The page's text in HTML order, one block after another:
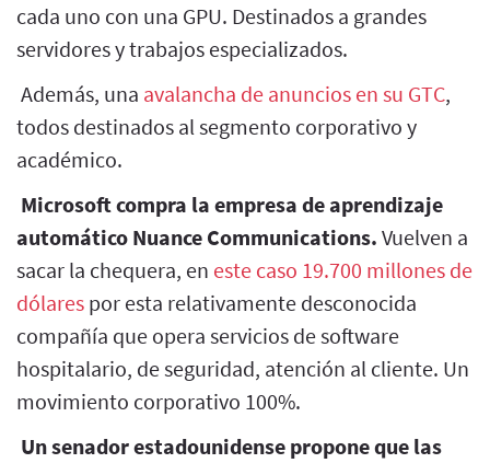
cada uno con una GPU. Destinados a grandes
servidores y trabajos especializados.
Además, una avalancha de anuncios en su GTC,
todos destinados al segmento corporativo y
académico.
Microsoft compra la empresa de aprendizaje
automático Nuance Communications. Vuelven a
sacar la chequera, en este caso 19.700 millones de
dólares por esta relativamente desconocida
compañía que opera servicios de software
hospitalario, de seguridad, atención al cliente. Un
movimiento corporativo 100%.
Un senador estadounidense propone que las